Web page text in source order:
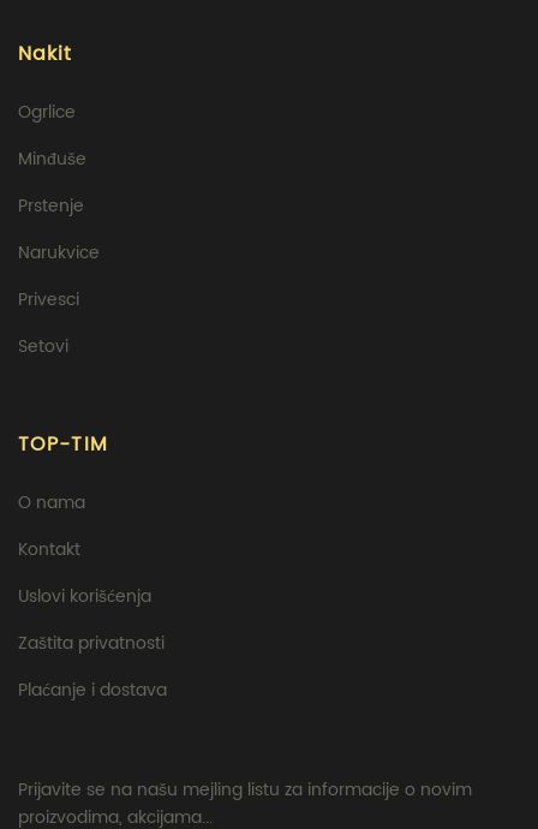
Nakit
Ogrlice
Minđuše
Prstenje
Narukvice
Privesci
Setovi
TOP-TIM
O nama
Kontakt
Uslovi korišćenja
Zaštita privatnosti
Plaćanje i dostava
Prijavite se na našu mejling listu za informacije o novim
proizvodima, akcijama...